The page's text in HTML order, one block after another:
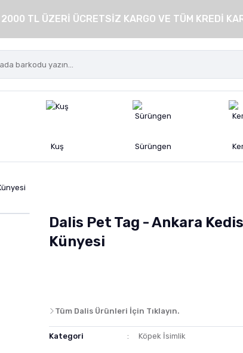
TL ÜZERİ ÜCRETSİZ KARGO VE TÜM KREDİ
Kuş Sürüngen
Dalis Pet Tag - Ankara
Künyesi
Tüm Dalis Ürünleri İçin Tıklayın.
Kategori Köpek İsimlik